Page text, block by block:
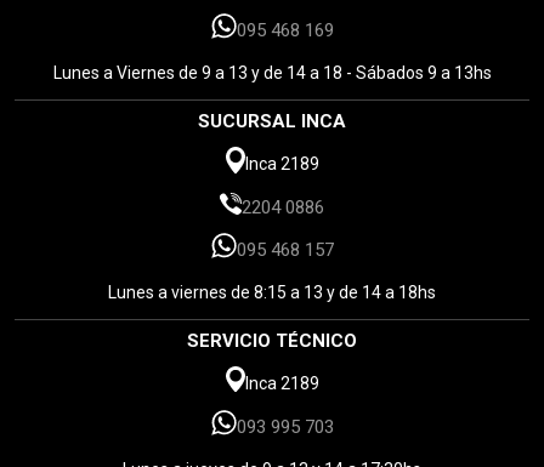
095 468 169
Lunes a Viernes de 9 a 13 y de 14 a 18 - Sábados 9 a 13hs
SUCURSAL INCA
Inca 2189
2204 0886
095 468 157
Lunes a viernes de 8:15 a 13 y de 14 a 18hs
SERVICIO TÉCNICO
Inca 2189
093 995 703